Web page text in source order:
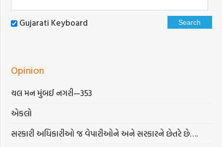
Gujarati Keyboard
Opinion
ચલ મન મુંબઈ નગરી—353
એકલો
સરકારી અધિકારીઓ જ વેપારીઓને અને સરકારને છેતરે છે….